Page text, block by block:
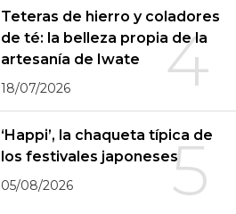
4
Teteras de hierro y coladores
de té: la belleza propia de la
artesanía de Iwate
18/07/2026
5
‘Happi’, la chaqueta típica de
los festivales japoneses
05/08/2026